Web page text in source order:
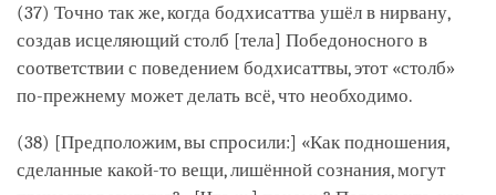
(37) Точно так же, когда бодхисаттва ушёл в нирвану,
создав исцеляющий столб [тела] Победоносного в
соответствии с поведением бодхисаттвы, этот «столб»
по-прежнему может делать всё, что необходимо.
(38) [Предположим, вы спросили:] «Как подношения,
сделанные какой-то вещи, лишённой сознания, могут